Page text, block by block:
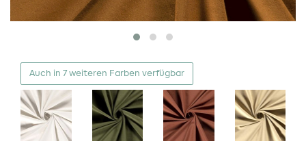
Auch in 7 weiteren Farben verfügbar